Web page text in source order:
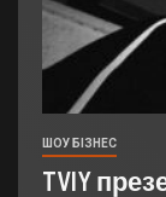
ШОУ БІЗНЕС
TVIY